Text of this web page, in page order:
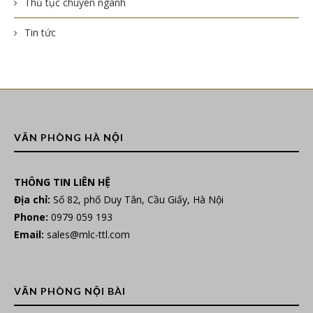
Tin tức
VĂN PHÒNG HÀ NỘI
THÔNG TIN LIÊN HỆ
Địa chỉ: Số 82, phố Duy Tân, Cầu Giấy, Hà Nội
Phone: 0979 059 193
Email: sales@mlc-ttl.com
VĂN PHÒNG NỘI BÀI